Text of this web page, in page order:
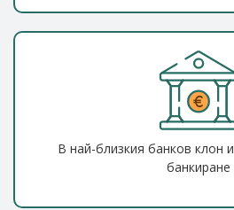
В най-близкия банков клон
банкиране